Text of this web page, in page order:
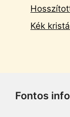
Kék
Fontos